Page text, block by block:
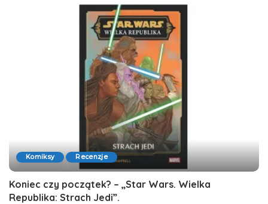
Komiksy Recenzje
Koniec czy początek? – „Star Wars. Wielka
Republika: Strach Jedi”.